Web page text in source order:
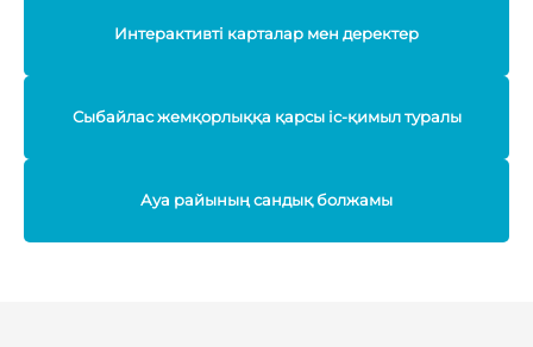
Интерактивті карталар мен деректер
Сыбайлас жемқорлыққа қарсы іс-қимыл туралы
Ауа райының сандық болжамы